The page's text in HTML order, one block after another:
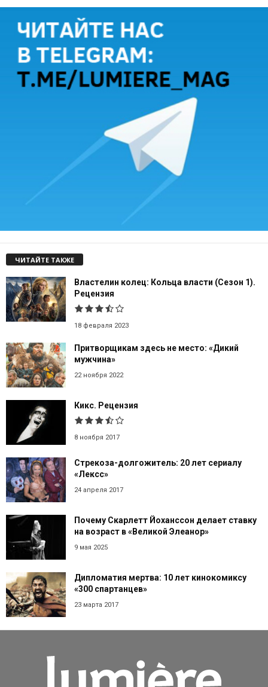
ЧИТАЙТЕ ТАКЖЕ
Властелин колец: Кольца власти (Сезон 1).
Рецензия
18 февраля 2023
Притворщикам здесь не место: «Дикий
мужчина»
22 ноября 2022
Кикс. Рецензия
8 ноября 2017
Стрекоза-долгожитель: 20 лет сериалу
«Лексс»
24 апреля 2017
Почему Скарлетт Йоханссон делает ставку
на возраст в «Великой Элеанор»
9 мая 2025
Дипломатия мертва: 10 лет кинокомиксу
«300 спартанцев»
23 марта 2017